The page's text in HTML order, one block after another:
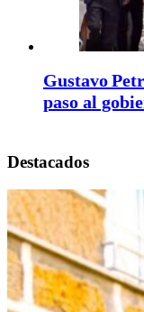
Gustavo
paso al
Destacados